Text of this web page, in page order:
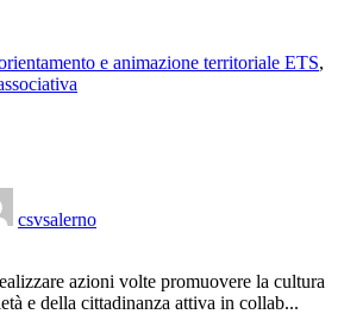
e animazione territoriale ETS,
csvsalerno
azioni volte promuovere la cultura
e della cittadinanza attiva in collab...